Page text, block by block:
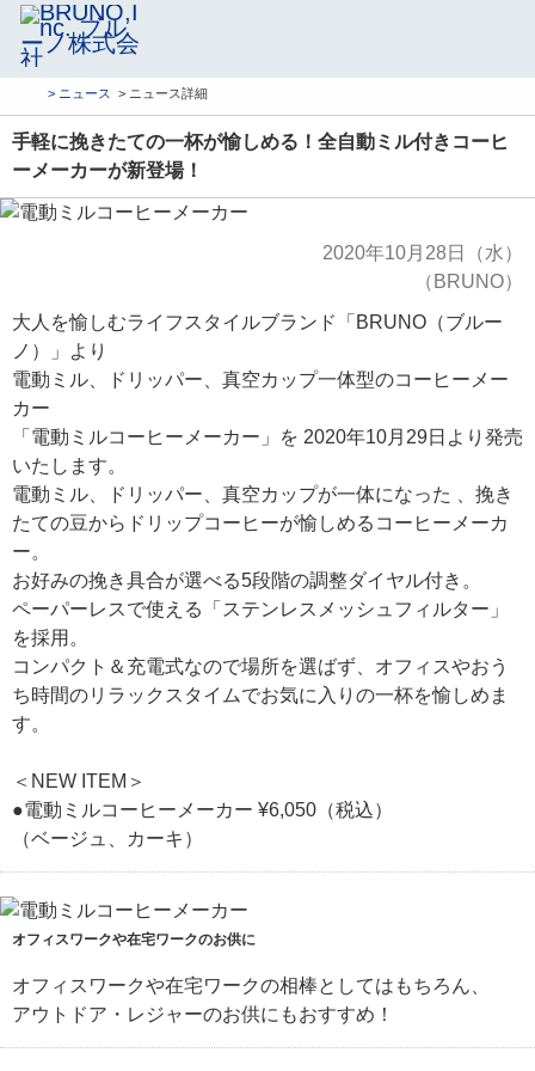
> ニュース > ニュース詳細
手軽に挽きたての一杯が愉しめる！全自動ミル付きコーヒ
ーメーカーが新登場！
2020年10月28日（水）
（BRUNO）
大人を愉しむライフスタイルブランド「BRUNO（ブルー
ノ）」より
電動ミル、ドリッパー、真空カップ一体型のコーヒーメー
カー
「電動ミルコーヒーメーカー」を 2020年10月29日より発売
いたします。
電動ミル、ドリッパー、真空カップが一体になった 、挽き
たての豆からドリップコーヒーが愉しめるコーヒーメーカ
ー。
お好みの挽き具合が選べる5段階の調整ダイヤル付き。
ペーパーレスで使える「ステンレスメッシュフィルター」
を採用。
コンパクト＆充電式なので場所を選ばず、オフィスやおう
ち時間のリラックスタイムでお気に入りの一杯を愉しめま
す。
＜NEW ITEM＞
●電動ミルコーヒーメーカー ¥6,050（税込）
（ベージュ、カーキ）
オフィスワークや在宅ワークのお供に
オフィスワークや在宅ワークの相棒としてはもちろん、
アウトドア・レジャーのお供にもおすすめ！